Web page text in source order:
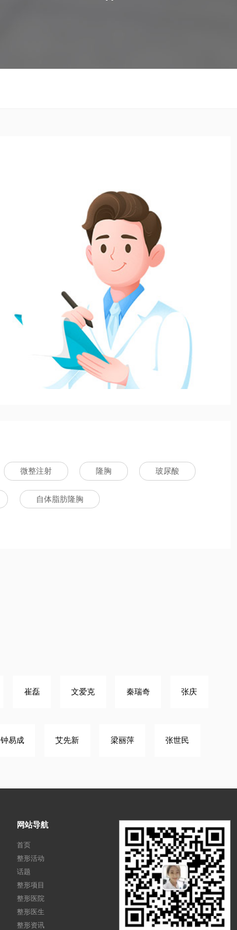
微整注射 隆胸 玻尿酸
自体脂肪隆胸
崔磊 文爱克 秦瑞奇 张庆
钟易成 艾先新 梁丽萍 张世民
网站导航
首页
整形活动
话题
整形项目
整形医院
整形医生
整形资讯